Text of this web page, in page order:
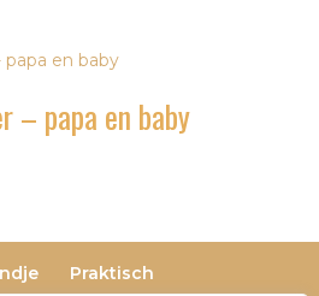
– papa en baby
Praktisch